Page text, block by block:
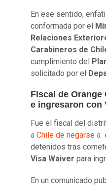
En ese sentido,
conformada por el
Relaciones
Carabineros de
cumplimiento del
solicitado por el
Fiscal de
e ingresaron con
Fue el fiscal del
a Chile de negarse a
detenidos tras
Visa Waiver para
En un comunicado